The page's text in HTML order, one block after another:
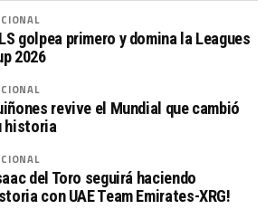
golpea primero y domina la Leagues
2026
revive el Mundial que cambió
historia
del Toro seguirá haciendo
con UAE Team Emirates-XRG!